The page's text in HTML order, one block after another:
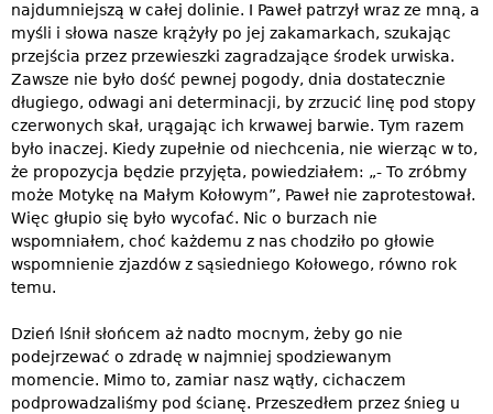
najdumniejszą w całej dolinie. I Paweł patrzył wraz ze mną, a
myśli i słowa nasze krążyły po jej zakamarkach, szukając
przejścia przez przewieszki zagradzające środek urwiska.
Zawsze nie było dość pewnej pogody, dnia dostatecznie
długiego, odwagi ani determinacji, by zrzucić linę pod stopy
czerwonych skał, urągając ich krwawej barwie. Tym razem
było inaczej. Kiedy zupełnie od niechcenia, nie wierząc w to,
że propozycja będzie przyjęta, powiedziałem: „- To zróbmy
może Motykę na Małym Kołowym”, Paweł nie zaprotestował.
Więc głupio się było wycofać. Nic o burzach nie
wspomniałem, choć każdemu z nas chodziło po głowie
wspomnienie zjazdów z sąsiedniego Kołowego, równo rok
temu.
Dzień lśnił słońcem aż nadto mocnym, żeby go nie
podejrzewać o zdradę w najmniej spodziewanym
momencie. Mimo to, zamiar nasz wątły, cichaczem
podprowadzaliśmy pod ścianę. Przeszedłem przez śnieg u